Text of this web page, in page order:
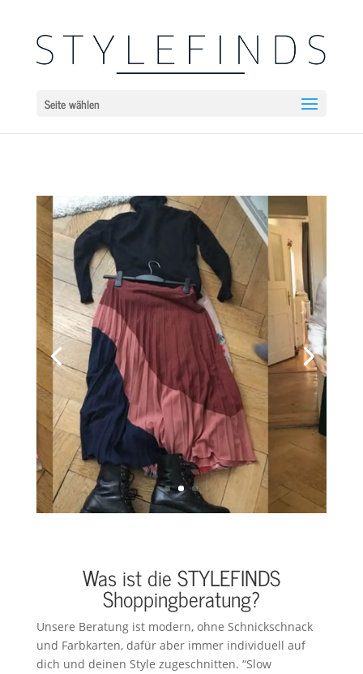
Seite wählen
Kleiderschrankcheck
Kleiderschrankcheck mit
deiner persönlichenStylistin
Dauer: 3 Stunden – Preis: 179
€
mehr Details
Was ist die STYLEFINDS
Shoppingberatung?
Unsere Beratung ist modern, ohne Schnickschnack
und Farbkarten, dafür aber immer individuell auf
dich und deinen Style zugeschnitten. “Slow